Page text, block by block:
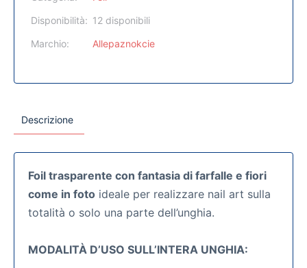
Disponibilità: 12 disponibili
Marchio:
Allepaznokcie
Descrizione
Foil trasparente con fantasia di farfalle e fiori
come in foto ideale per realizzare nail art sulla
totalità o solo una parte dell’unghia.
MODALITÀ D’USO SULL’INTERA UNGHIA: